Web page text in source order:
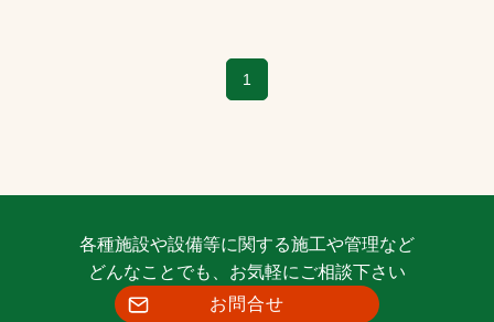
文字の見えづらさや操作にお困りの方へ
1
各種施設や設備等に関する施工や管理など
どんなことでも、お気軽にご相談下さい
お問合せ